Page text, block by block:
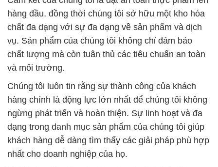
dạng trong danh mục sản phẩm của chúng tôi giúp
khách hàng dễ dàng tìm thấy các giải pháp phù hợp
nhất cho doanh nghiệp của họ.
Với dịch vụ tư vấn chuyên sâu và giải pháp tùy
chỉnh, chúng tôi cam kết đảm bảo rằng mọi sản
phẩm đều đáp ứng đúng nhu cầu và mục tiêu của
khách hàng. Chúng tôi luôn sẵn sàng hỗ trợ và hợp
tác cùng quý khách hàng để đảm bảo sự thành
công và bền vững trong kinh doanh của họ.
# Công ty chuyên cung ứng ∞ phân phối Hóa chất
Sulfate Dodecyl * Sodium Lauryl Sulphate 94%